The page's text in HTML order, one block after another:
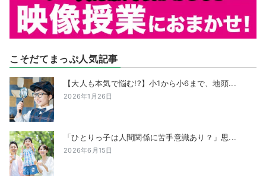
こそだてまっぷ人気記事
【大人も本気で悩む!?】小1から小6まで、地頭...
2026年1月26日
「ひとりっ子は人間関係に苦手意識あり？」思...
2026年6月15日